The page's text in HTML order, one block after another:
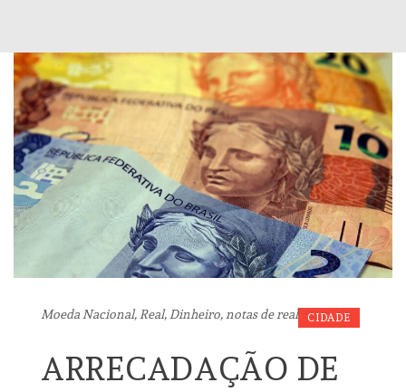
Moeda Nacional, Real, Dinheiro, notas de real CIDADE
ARRECADAÇÃO DE